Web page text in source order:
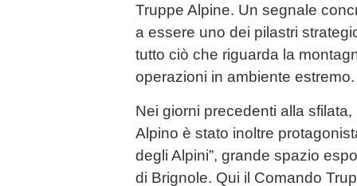
Truppe Alpine. Un segnale
a essere uno dei pilastri
tutto ciò che riguarda la
operazioni in ambiente estremo.
Nei giorni precedenti alla
Alpino è stato inoltre
degli Alpini”, grande spazio
di Brignole. Qui il Comando